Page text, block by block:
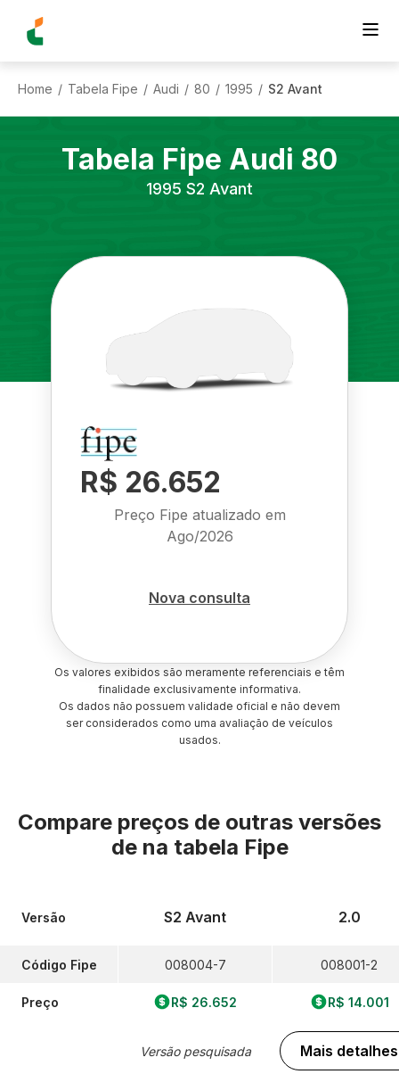
Home / Tabela Fipe / Audi / 80 / 1995 / S2 Avant
Tabela Fipe Audi 80
1995 S2 Avant
R$ 26.652
Preço Fipe atualizado em
Ago/2026
Nova consulta
Os valores exibidos são meramente referenciais e têm
finalidade exclusivamente informativa.
Os dados não possuem validade oficial e não devem
ser considerados como uma avaliação de veículos
usados.
Compare preços de outras versões
de na tabela Fipe
Versão
Código Fipe
Preço
S2 Avant
008004-7
R$ 26.652
Versão pesquisada
2.0
008001-2
R$ 14.001
Mais detalhes